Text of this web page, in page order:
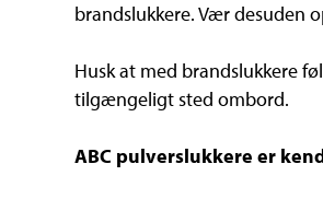
brandslukkere. Vær desuden
Husk at med brandslukkere
tilgængeligt sted ombord.
ABC pulverslukkere er